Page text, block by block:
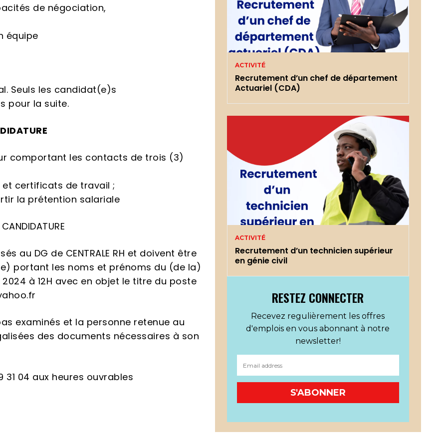
de négociation,
équipe
Seuls les candidat(e)s
pour la suite.
comportant les contacts de trois (3)
certificats de travail ;
la prétention salariale
au DG de CENTRALE RH et doivent être
portant les noms et prénoms du (de la)
à 12H avec en objet le titre du poste
examinés et la personne retenue au
des documents nécessaires à son
04 aux heures ouvrables
ACTIVITÉ
Recrutement d’un chef de département
Actuariel (CDA)
ACTIVITÉ
Recrutement d’un technicien supérieur
en génie civil
RESTEZ CONNECTER
Recevez regulièrement les offres
d'emplois en vous abonnant à notre
newsletter!
S'ABONNER